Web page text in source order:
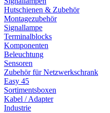
Hutschienen & Zubehör
Montagezubehör
Signallampe
Terminalblocks
Komponenten
Beleuchtung
Sensoren
Zubehör für Netzwerkschrank
Easy 45
Sortimentsboxen
Kabel / Adapter
Industrie